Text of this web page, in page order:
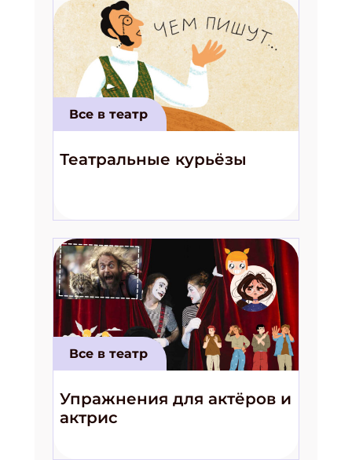
Все в театр
Театральные курьёзы
Все в театр
Упражнения для актёров и
актрис